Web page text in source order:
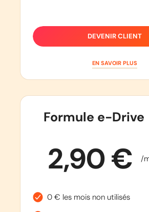
DEVENIR CLIENT
EN SAVOIR PLUS
Formule e-Drive
2,90 € /
0 € les mois non utilisés